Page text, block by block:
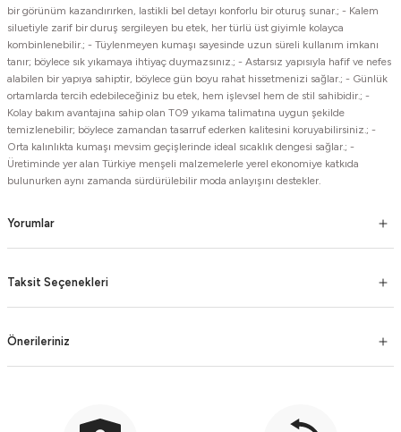
bir görünüm kazandırırken, lastikli bel detayı konforlu bir oturuş sunar.; - Kalem
siluetiyle zarif bir duruş sergileyen bu etek, her türlü üst giyimle kolayca
kombinlenebilir.; - Tüylenmeyen kumaşı sayesinde uzun süreli kullanım imkanı
tanır; böylece sık yıkamaya ihtiyaç duymazsınız.; - Astarsız yapısıyla hafif ve nefes
alabilen bir yapıya sahiptir, böylece gün boyu rahat hissetmenizi sağlar.; - Günlük
ortamlarda tercih edebileceğiniz bu etek, hem işlevsel hem de stil sahibidir.; -
Kolay bakım avantajına sahip olan T09 yıkama talimatına uygun şekilde
temizlenebilir; böylece zamandan tasarruf ederken kalitesini koruyabilirsiniz.; -
Orta kalınlıkta kumaşı mevsim geçişlerinde ideal sıcaklık dengesi sağlar.; -
Üretiminde yer alan Türkiye menşeli malzemelerle yerel ekonomiye katkıda
bulunurken aynı zamanda sürdürülebilir moda anlayışını destekler.
Yorumlar
Taksit Seçenekleri
Önerileriniz